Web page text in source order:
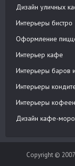
Дизайн уличных
Интерьеры бистро
Оформление
Интерьер кафе
Интерьеры баров
Интерьеры
Интерьеры кофеен
Дизайн кафе-
Copyright ©